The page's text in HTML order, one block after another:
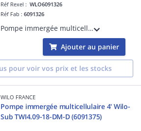
Réf Rexel :WLO6091326
Réf Fab :6091326
Pompe immergée multicellulaire 4' Wilo-Sub TWI4.02-40-DM-D pour l'irrigation, l'arrosage et la distribution d'eau potable à partir de forage et citerne, d'eau sanitaire et d'eau municipale. (6091326)
Ajouter au panier
pour voir vos prix et les stocks
WILO FRANCE
Pompe immergée multicellulaire 4' Wilo-
Sub TWI4.09-18-DM-D (6091375)